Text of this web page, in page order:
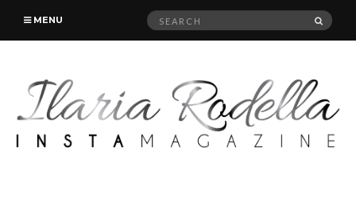
MENU
Search